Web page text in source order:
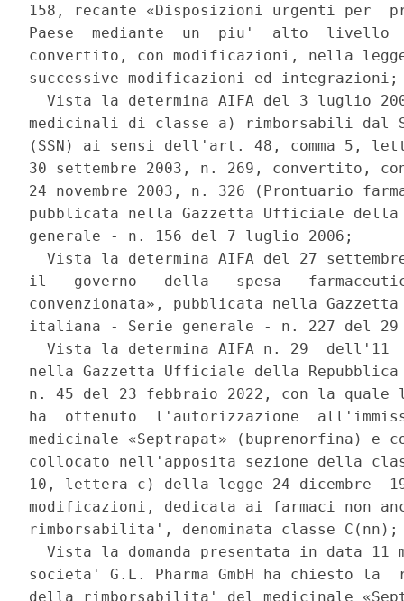
158, recante «Disposizioni urgenti per
Paese  mediante  un  piu'  alto
convertito, con modificazioni, nella
successive modificazioni ed
Vista la determina AIFA del 3 luglio
medicinali di classe a) rimborsabili dal
(SSN) ai sensi dell'art. 48, comma 5,
30 settembre 2003, n. 269, convertito,
24 novembre 2003, n. 326 (Prontuario
pubblicata nella Gazzetta Ufficiale
generale - n. 156 del 7 luglio 2006;
Vista la determina AIFA del 27
il   governo   della   spesa
convenzionata», pubblicata nella
italiana - Serie generale - n. 227 del 29
Vista la determina AIFA n. 29  dell'11
nella Gazzetta Ufficiale della
n. 45 del 23 febbraio 2022, con la quale
ha  ottenuto  l'autorizzazione
medicinale «Septrapat» (buprenorfina)
collocato nell'apposita sezione della
10, lettera c) della legge 24 dicembre
modificazioni, dedicata ai farmaci non
rimborsabilita', denominata classe
Vista la domanda presentata in data 11
societa' G.L. Pharma GmbH ha
della rimborsabilita' del medicinale